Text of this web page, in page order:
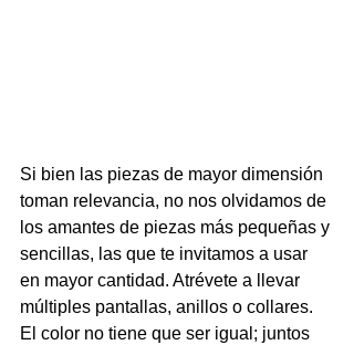
Si bien las piezas de mayor dimensión
toman relevancia, no nos olvidamos de
los amantes de piezas más pequeñas y
sencillas, las que te invitamos a usar
en mayor cantidad. Atrévete a llevar
múltiples pantallas, anillos o collares.
El color no tiene que ser igual; juntos